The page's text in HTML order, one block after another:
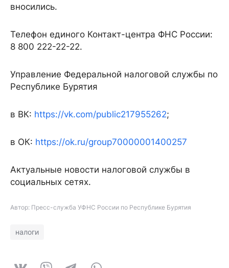
вносились.
Телефон единого Контакт-центра ФНС России:
8 800 222-22-22.
Управление Федеральной налоговой службы по
Республике Бурятия
в ВК: https://vk.com/public217955262;
в ОК: https://ok.ru/group70000001400257
Актуальные новости налоговой службы в
социальных сетях.
Автор: Пресс-служба УФНС России по Республике Бурятия
налоги